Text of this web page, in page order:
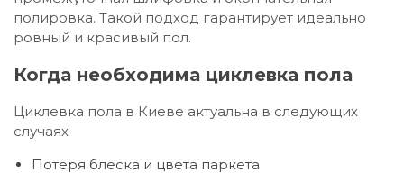
полировка. Такой подход гарантирует идеально
ровный и красивый пол.
Когда необходима циклевка пола
Циклевка пола в Киеве актуальна в следующих
случаях
Потеря блеска и цвета паркета